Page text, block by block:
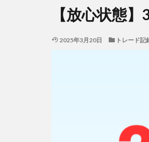
【放心状態
2025年3月20日 トレード記